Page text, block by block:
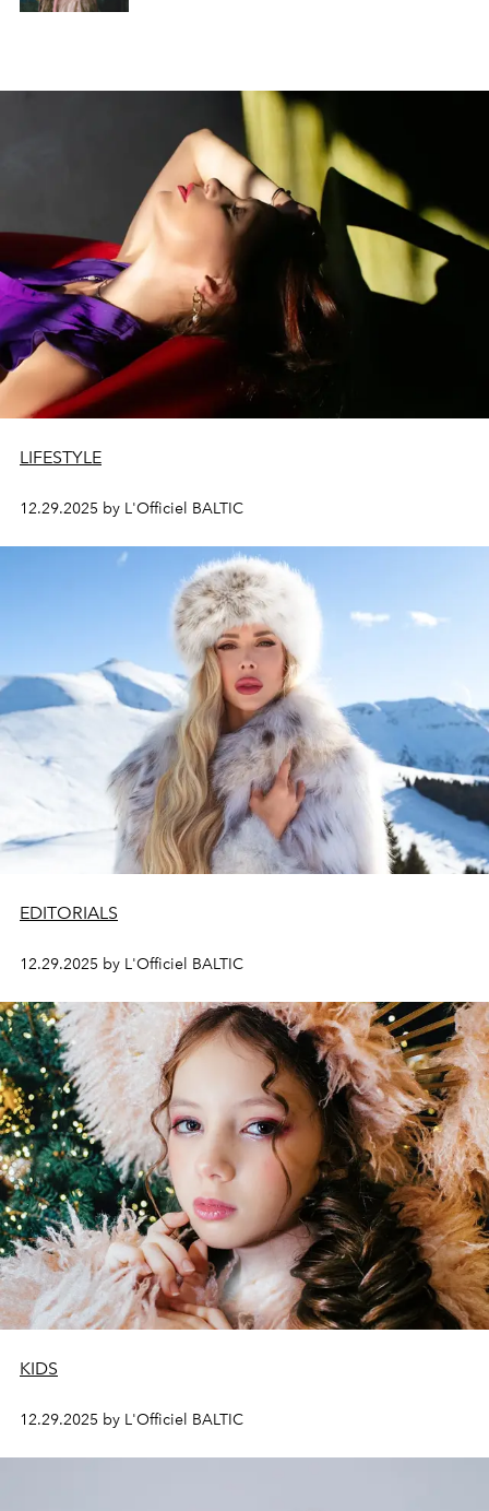
LIFESTYLE
12.29.2025 by L'Officiel BALTIC
EDITORIALS
12.29.2025 by L'Officiel BALTIC
KIDS
12.29.2025 by L'Officiel BALTIC